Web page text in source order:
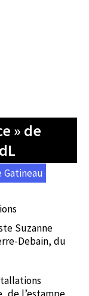
» de
Gatineau
Suzanne
Debain, du